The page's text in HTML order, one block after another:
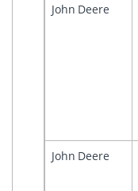
John Deere
John Deere